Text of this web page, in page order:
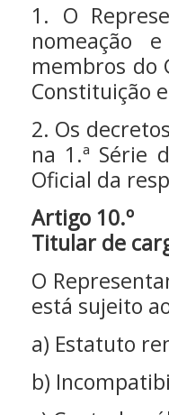
1. O
nomeação
membros do
Constituição
2. Os
na 1.ª Série
Oficial da
Artigo 10.º
Titular de
O
está sujeito
a) Estatuto
b)